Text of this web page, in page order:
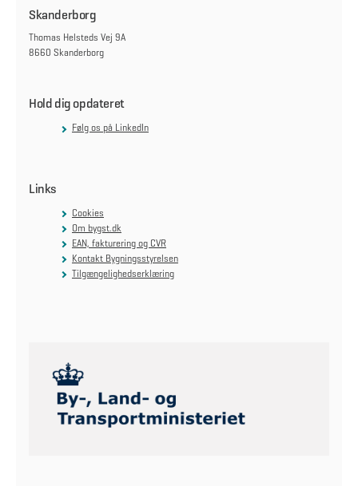
Skanderborg
Thomas Helsteds Vej 9A
8660 Skanderborg
Hold dig opdateret
Følg os på LinkedIn
Links
Cookies
Om bygst.dk
EAN, fakturering og CVR
Kontakt Bygningsstyrelsen
Tilgængelighedserklæring